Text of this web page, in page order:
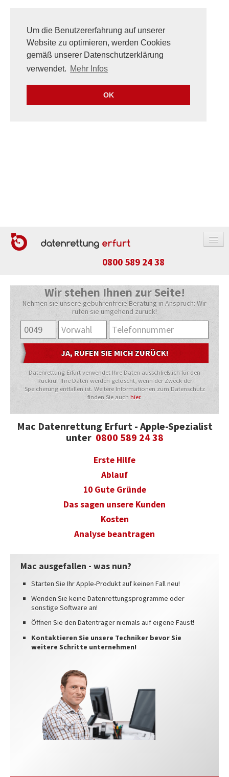
Um die Benutzererfahrung auf unserer
Website zu optimieren, werden Cookies
gemäß unserer Datenschutzerklärung
verwendet. Mehr Infos
OK
0800 589 24 38
DATENRETTUNG
FESTPLATTE / SSD
RAID-SYSTEM
NAS-SYSTEM
APPLE-PRODUKTE
USB-STICK / SPEICHERKARTE
HANDY / TABLET
ABLAUF
HAFTUNGSAUSSCHLUSS
WIDERRUFSBELEHRUNG
WIDERRUFSFORMULAR
STANDORTE
Wir stehen Ihnen zur Seite!
Nehmen sie unsere gebührenfreie Beratung in Anspruch: Wir
rufen sie umgehend zurück!
Datenrettung Erfurt verwendet Ihre Daten ausschließlich für den
Rückruf. Ihre Daten werden gelöscht, wenn der Zweck der
Speicherung entfallen ist. Weitere Informationen zum Datenschutz
finden Sie auch hier.
Mac Datenrettung Erfurt - Apple-Spezialist
unter 0800 589 24 38
Erste Hilfe
Ablauf
10 Gute Gründe
Das sagen unsere Kunden
Kosten
Analyse beantragen
Mac ausgefallen - was nun?
Starten Sie Ihr Apple-Produkt auf keinen Fall neu!
Wenden Sie keine Datenrettungsprogramme oder
sonstige Software an!
Öffnen Sie den Datenträger niemals auf eigene Faust!
Kontaktieren Sie unsere Techniker bevor Sie
weitere Schritte unternehmen!